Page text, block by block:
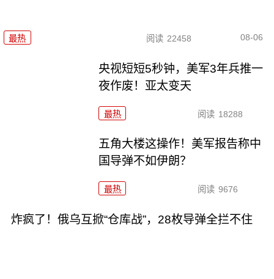
最热 阅读 22458 08-06
央视短短5秒钟，美军3年兵推一
夜作废！亚太变天
最热 阅读 18288
五角大楼这操作！美军报告称中
国导弹不如伊朗？
最热 阅读 9676
炸疯了！俄乌互掀“仓库战”，28枚导弹全拦不住